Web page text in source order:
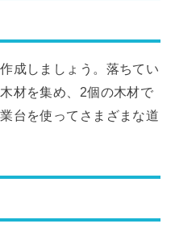
成しましょう。落ちてい
材を集め、2個の木材で
台を使ってさまざまな道